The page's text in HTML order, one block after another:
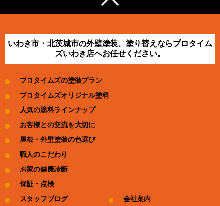
いわき市・北茨城市の外壁塗装、塗り替えならプロタイム
ズいわき店へお任せください。
プロタイムズの塗装プラン
プロタイムズオリジナル塗料
人気の塗料ラインナップ
お客様との交流を大切に
屋根・外壁塗装の色選び
職人のこだわり
お家の健康診断
保証・点検
スタッフブログ
会社案内